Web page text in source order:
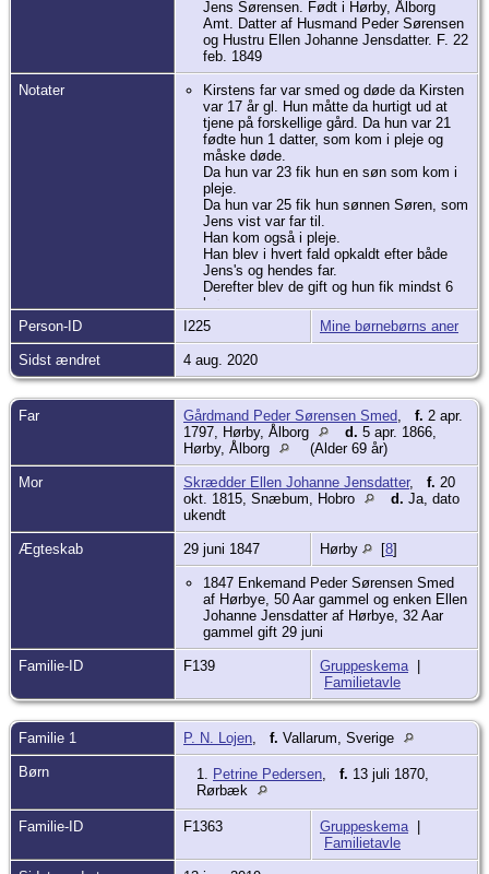
Jens Sørensen. Født i Hørby, Ålborg
Amt. Datter af Husmand Peder Sørensen
og Hustru Ellen Johanne Jensdatter. F. 22
feb. 1849
Notater
Kirstens far var smed og døde da Kirsten
var 17 år gl. Hun måtte da hurtigt ud at
tjene på forskellige gård. Da hun var 21
fødte hun 1 datter, som kom i pleje og
måske døde.
Da hun var 23 fik hun en søn som kom i
pleje.
Da hun var 25 fik hun sønnen Søren, som
Jens vist var far til.
Han kom også i pleje.
Han blev i hvert fald opkaldt efter både
Jens's og hendes far.
Derefter blev de gift og hun fik mindst 6
børn mere.
Jens døde som 47 årig og hun måtte
klare sig med forskellige jobs.
Hun flyttede til Randers og i FT 1901 var
hun husholderske hos en ældre
købmand. Adr. Hovmeden 2.
(Der må være en fejl i FT, hvor hun
angives at være kommet til Randers
sammen med Købmanden 2 år før.
Tælleren må have antaget dem for at
være ægtefolk)
De sidste år boede hun måske hos
datteren Karoline. Hun blev begravet i
samme gravsted som Karolines søn der
blev dræbt ved en jagtulykke på fjorden 3
år senere.
Hun angav i FT 1901 at have fået 6
levende og 8 døde børn.
Jeg har "kun" fundet 6 levende og 3 døde
børn.
1. barn: 13 juli Petrine Pedersen Uægte.
Kirsten Pedersen 21 Aar hos Moderen
Hmd Peder Sørensens Smeds Enke i
Hørby. udlagt som barnefader
Tømmersvend S. M. Lojen fra Vallarum i
maanedersdagen før barnets fødsel paa
Volstrup, hvor den angivne barnefader
Anmeldt under 11 August 1870 fra Hørby
Sogneraad. Tilstaaelse for modtagelse
afgivet under 3die Sept.
2. barn: 1872 Martin Johan Christensen.
"Ugift Kirsten Pedersen (23) hos moderen
Peder Smeds enke. Barnefader Niels
Person-ID I225 Mine børnebørns aner
Sidst ændret 4 aug. 2020
Far Gårdmand Peder Sørensen Smed, f. 2 apr.
1797, Hørby, Ålborg
d. 5 apr. 1866,
Hørby, Ålborg
(Alder 69 år)
Mor Skrædder Ellen Johanne Jensdatter, f. 20
okt. 1815, Snæbum, Hobro
d. Ja, dato
ukendt
Ægteskab 29 juni 1847 Hørby [8]
1847 Enkemand Peder Sørensen Smed
af Hørbye, 50 Aar gammel og enken Ellen
Johanne Jensdatter af Hørbye, 32 Aar
gammel gift 29 juni
Familie-ID F139 Gruppeskema|
Familietavle
Familie 1 P. N. Lojen, f. Vallarum, Sverige
Børn 1. Petrine Pedersen, f. 13 juli 1870,
Rørbæk
Familie-ID F1363 Gruppeskema|
Familietavle